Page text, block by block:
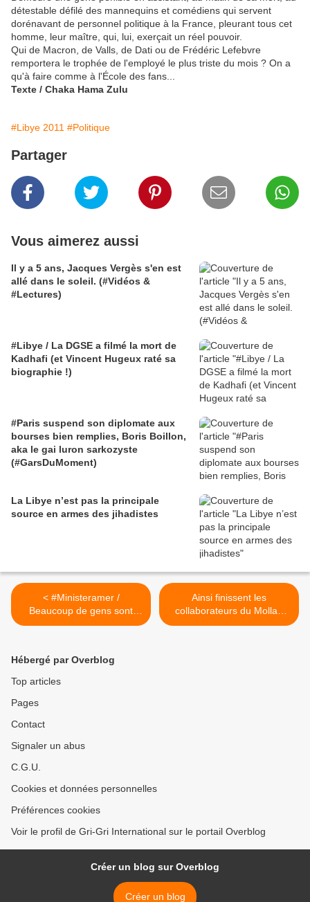
détestable défilé des mannequins et comédiens qui servent
dorénavant de personnel politique à la France, pleurant tous cet
homme, leur maître, qui, lui, exerçait un réel pouvoir.
Qui de Macron, de Valls, de Dati ou de Frédéric Lefebvre
remportera le trophée de l'employé le plus triste du mois ? On a
qu'à faire comme à l'École des fans...
Texte / Chaka Hama Zulu
#Libye 2011 #Politique
Partager
Vous aimerez aussi
Il y a 5 ans, Jacques Vergès s'en est
allé dans le soleil. (#Vidéos &
#Lectures)
#Libye / La DGSE a filmé la mort de
Kadhafi (et Vincent Hugeux raté sa
biographie !)
#Paris suspend son diplomate aux
bourses bien remplies, Boris Boillon,
aka le gai luron sarkozyste
(#GarsDuMoment)
La Libye n’est pas la principale
source en armes des jihadistes
< #Ministeramer /
Beaucoup de gens sont
sous pression, les apaiser
Ainsi finissent les
collaborateurs du Mollah
Omar Bongo... >
Hébergé par Overblog
Top articles
Pages
Contact
Signaler un abus
C.G.U.
Cookies et données personnelles
Préférences cookies
Voir le profil de Gri-Gri International sur le portail Overblog
Créer un blog sur Overblog
Créer un blog